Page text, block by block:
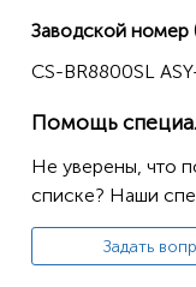
8830B
Заводской номер
CS-BR8800SL
Помощь
Не уверены, что
списке? Наши
Задать